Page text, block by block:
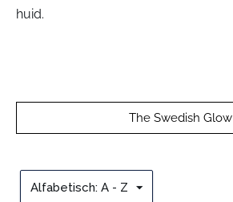
huid.
The Swedish Glow
Alfabetisch: A - Z